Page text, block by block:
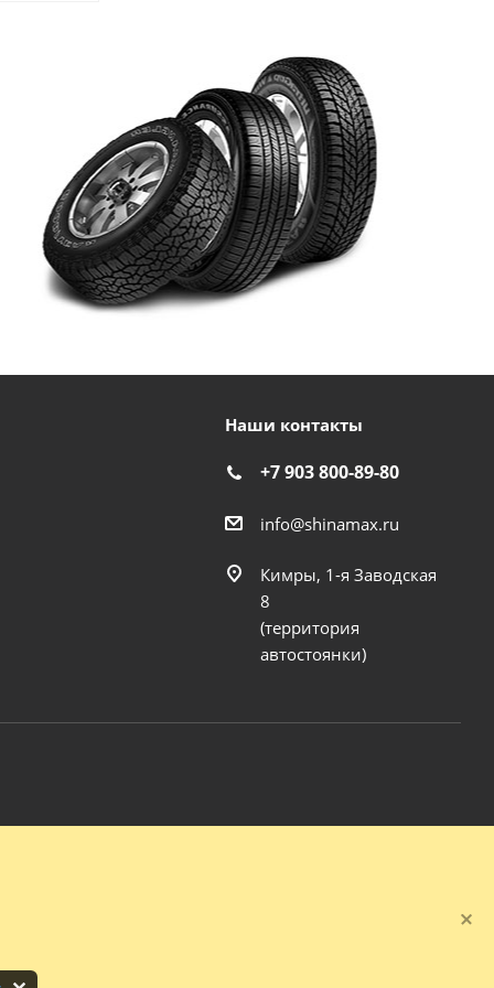
Наши контакты
+7 903 800-89-80
info@shinamax.ru
Кимры, 1-я Заводская
8
(территория
автостоянки)